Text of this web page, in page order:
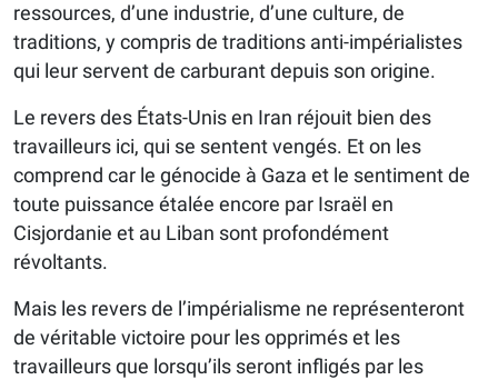
ressources, d’une industrie, d’une culture, de
traditions, y compris de traditions anti-impérialistes
qui leur servent de carburant depuis son origine.
Le revers des États-Unis en Iran réjouit bien des
travailleurs ici, qui se sentent vengés. Et on les
comprend car le génocide à Gaza et le sentiment de
toute puissance étalée encore par Israël en
Cisjordanie et au Liban sont profondément
révoltants.
Mais les revers de l’impérialisme ne représenteront
de véritable victoire pour les opprimés et les
travailleurs que lorsqu’ils seront infligés par les